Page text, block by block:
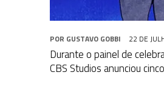
POR GUSTAVO GOBBI 22 DE
Durante o painel de
CBS Studios anunciou